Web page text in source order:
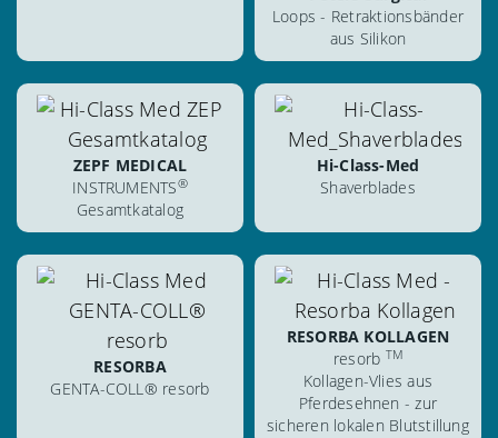
Loops - Retraktionsbänder
aus Silikon
blättern
ZEPF MEDICAL
INSTRUMENTS®
Gesamtkatalog
blättern
Hi-Class-Med
Shaverblades
ansehen
herunterladen
blättern
RESORBA
GENTA-COLL® resorb
blättern
RESORBA KOLLAGEN
resorb TM
Kollagen-Vlies aus
Pferdesehnen - zur
sicheren lokalen Blutstillung